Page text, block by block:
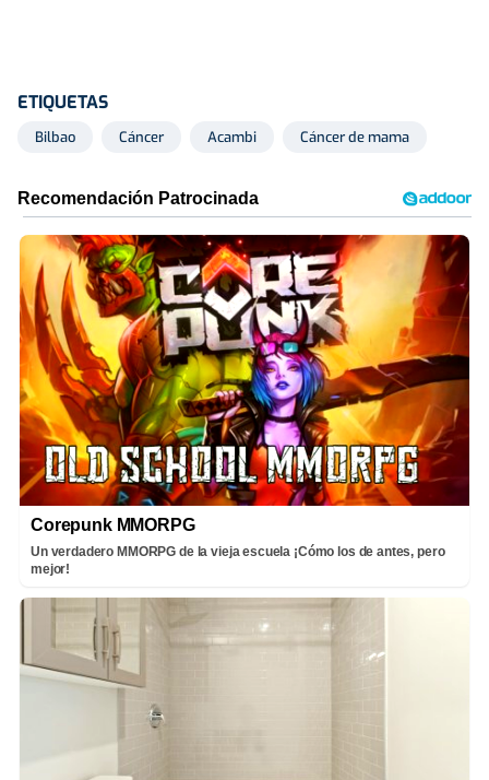
ETIQUETAS
Bilbao Cáncer Acambi Cáncer de mama
Corepunk MMORPG
Un verdadero MMORPG de la vieja escuela ¡Cómo los de antes, pero
mejor!